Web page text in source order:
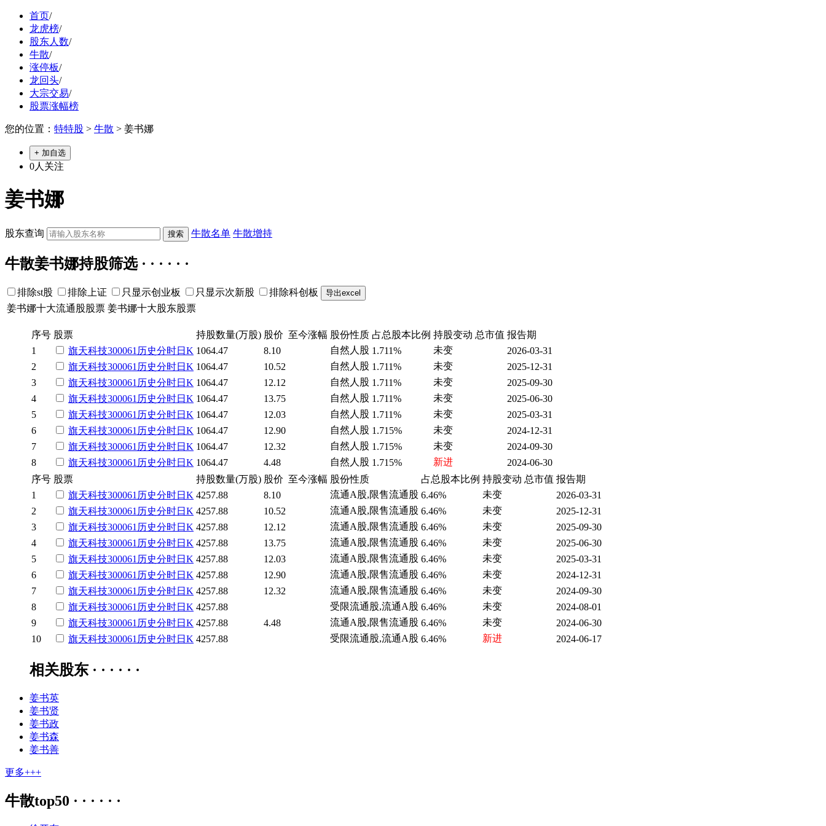
首页/
龙虎榜/
股东人数/
牛散/
涨停板/
龙回头/
大宗交易/
股票涨幅榜
您的位置： 特特股 > 牛散 > 姜书娜
+ 加自选
0人关注
姜书娜
股东查询 牛散名单 牛散增持
牛散姜书娜持股筛选 · · · · · ·
排除st股 排除上证 只显示创业板 只显示次新股
排除科创板
姜书娜十大流通股股票 姜书娜十大股东股票
序号 股票 持股数量(万股) 股价 至今涨幅 股份性质 占总股本比例 持股变动 总市值 报告期
1
旗天科技300061 历史分时日K 1064.47 8.10 自然人股 1.711% 未变
2026-03-31
2
旗天科技300061 历史分时日K 1064.47 10.52 自然人股 1.711% 未变
2025-12-31
3
旗天科技300061 历史分时日K 1064.47 12.12 自然人股 1.711% 未变
2025-09-30
4
旗天科技300061 历史分时日K 1064.47 13.75 自然人股 1.711% 未变
2025-06-30
5
旗天科技300061 历史分时日K 1064.47 12.03 自然人股 1.711% 未变
2025-03-31
6
旗天科技300061 历史分时日K 1064.47 12.90 自然人股 1.715% 未变
2024-12-31
7
旗天科技300061 历史分时日K 1064.47 12.32 自然人股 1.715% 未变
2024-09-30
8
旗天科技300061 历史分时日K 1064.47 4.48 自然人股 1.715% 新进
2024-06-30
序号 股票 持股数量(万股) 股价 至今涨幅 股份性质 占总股本比例 持股变动 总市值 报告期
1
旗天科技300061 历史分时日K 4257.88 8.10 流通A股,限售流通股 6.46% 未变
2026-03-31
2
旗天科技300061 历史分时日K 4257.88 10.52 流通A股,限售流通股 6.46% 未变
2025-12-31
3
旗天科技300061 历史分时日K 4257.88 12.12 流通A股,限售流通股 6.46% 未变
2025-09-30
4
旗天科技300061 历史分时日K 4257.88 13.75 流通A股,限售流通股 6.46% 未变
2025-06-30
5
旗天科技300061 历史分时日K 4257.88 12.03 流通A股,限售流通股 6.46% 未变
2025-03-31
6
旗天科技300061 历史分时日K 4257.88 12.90 流通A股,限售流通股 6.46% 未变
2024-12-31
7
旗天科技300061 历史分时日K 4257.88 12.32 流通A股,限售流通股 6.46% 未变
2024-09-30
8
旗天科技300061 历史分时日K 4257.88 受限流通股,流通A股 6.46% 未变
2024-08-01
9
旗天科技300061 历史分时日K 4257.88 4.48 流通A股,限售流通股 6.46% 未变
2024-06-30
10
旗天科技300061 历史分时日K 4257.88 受限流通股,流通A股 6.46% 新进 2024-06-17
相关股东 · · · · · ·
姜书英
姜书贤
姜书政
姜书森
姜书善
更多+++
牛散top50 · · · · · ·